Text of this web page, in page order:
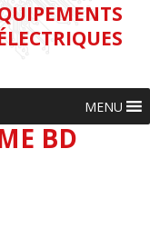
MENU
BD